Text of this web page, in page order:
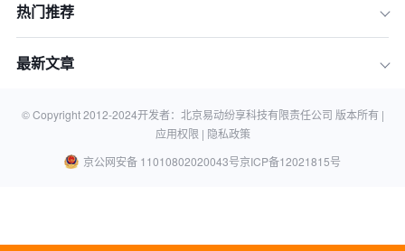
热门推荐
最新文章
© Copyright 2012-2024开发者：北京易动纷享科技有限责任公司 版本所有 |
应用权限 | 隐私政策
京公网安备 11010802020043号京ICP备12021815号